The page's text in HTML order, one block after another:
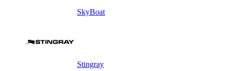
SkyBoat
Stingray